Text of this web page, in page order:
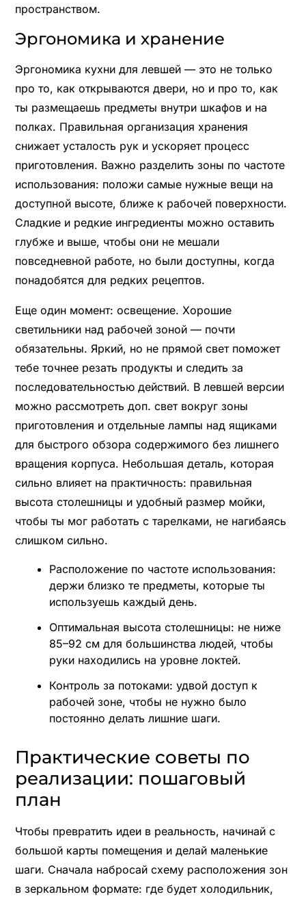
пространством.
Эргономика и хранение
Эргономика кухни для левшей — это не только
про то, как открываются двери, но и про то, как
ты размещаешь предметы внутри шкафов и на
полках. Правильная организация хранения
снижает усталость рук и ускоряет процесс
приготовления. Важно разделить зоны по частоте
использования: положи самые нужные вещи на
доступной высоте, ближе к рабочей поверхности.
Сладкие и редкие ингредиенты можно оставить
глубже и выше, чтобы они не мешали
повседневной работе, но были доступны, когда
понадобятся для редких рецептов.
Еще один момент: освещение. Хорошие
светильники над рабочей зоной — почти
обязательны. Яркий, но не прямой свет поможет
тебе точнее резать продукты и следить за
последовательностью действий. В левшей версии
можно рассмотреть доп. свет вокруг зоны
приготовления и отдельные лампы над ящиками
для быстрого обзора содержимого без лишнего
вращения корпуса. Небольшая деталь, которая
сильно влияет на практичность: правильная
высота столешницы и удобный размер мойки,
чтобы ты мог работать с тарелками, не нагибаясь
слишком сильно.
Расположение по частоте использования:
держи близко те предметы, которые ты
используешь каждый день.
Оптимальная высота столешницы: не ниже
85–92 см для большинства людей, чтобы
руки находились на уровне локтей.
Контроль за потоками: удвой доступ к
рабочей зоне, чтобы не нужно было
постоянно делать лишние шаги.
Практические советы по
реализации: пошаговый
план
Чтобы превратить идеи в реальность, начинай с
большой карты помещения и делай маленькие
шаги. Сначала набросай схему расположения зон
в зеркальном формате: где будет холодильник,